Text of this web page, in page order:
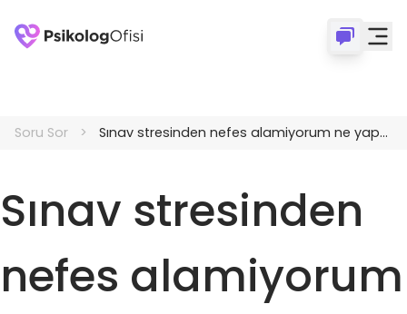
Soru Sor Sınav stresinden nefes alamiyorum ne yapmaliyim?
Sınav stresinden
nefes alamiyorum